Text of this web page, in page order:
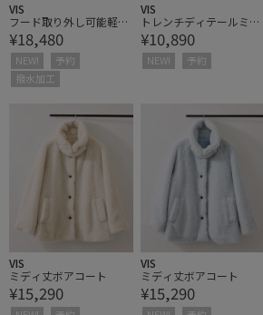
VIS
フード取り外し可能軽量
ショートダウンブルゾ
ン/撥水・WEB限定カラ
ー
¥18,480
NEW!
予約
撥水加工
VIS
トレンチディテールミド
ルジャケット
¥10,890
NEW! 予約
VIS
ミディ丈ボアコート
¥15,290
VIS
ミディ丈ボアコート
¥15,290